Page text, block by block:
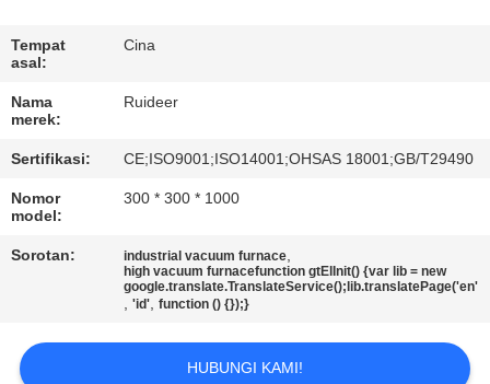
MINTA
KUTIPAN
SITEMAP
Tempat
asal:
Cina
Nama
merek:
Ruideer
Sertifikasi: CE;ISO9001;ISO14001;OHSAS 18001;GB/T29490
Nomor
model:
300 * 300 * 1000
Sorotan: industrial vacuum furnace,
high vacuum furnacefunction gtElInit() {var lib = new
google.translate.TranslateService();lib.translatePage('en'
,'id',function () {});}
HUBUNGI KAMI!